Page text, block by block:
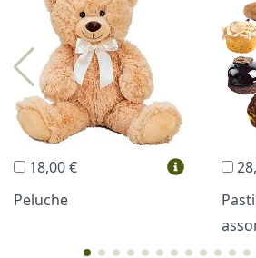
Profumi Collane
Trudi® THUN®
Regali Personalizzati
18,00 €
Peluche